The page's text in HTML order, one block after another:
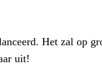
Het zal op
uit!